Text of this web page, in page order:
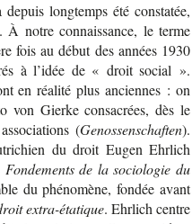
long­temps été consta­tée,
notre connais­sance, le terme
fois au début des années 1930
à l’idée de « droit social ».
en réa­lité plus anciennes : on
von Gierke consa­crées, dès le
(Genossenschaften).
du droit Eugen Ehr­lich
Fon­de­ments de la socio­lo­gie du
du phé­no­mène, fon­dée avant
extra-étatique. Ehr­lich centre